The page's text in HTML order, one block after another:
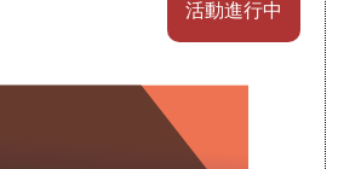
活動進行中